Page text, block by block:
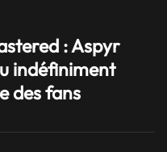
: Aspyr
indéfiniment
des fans